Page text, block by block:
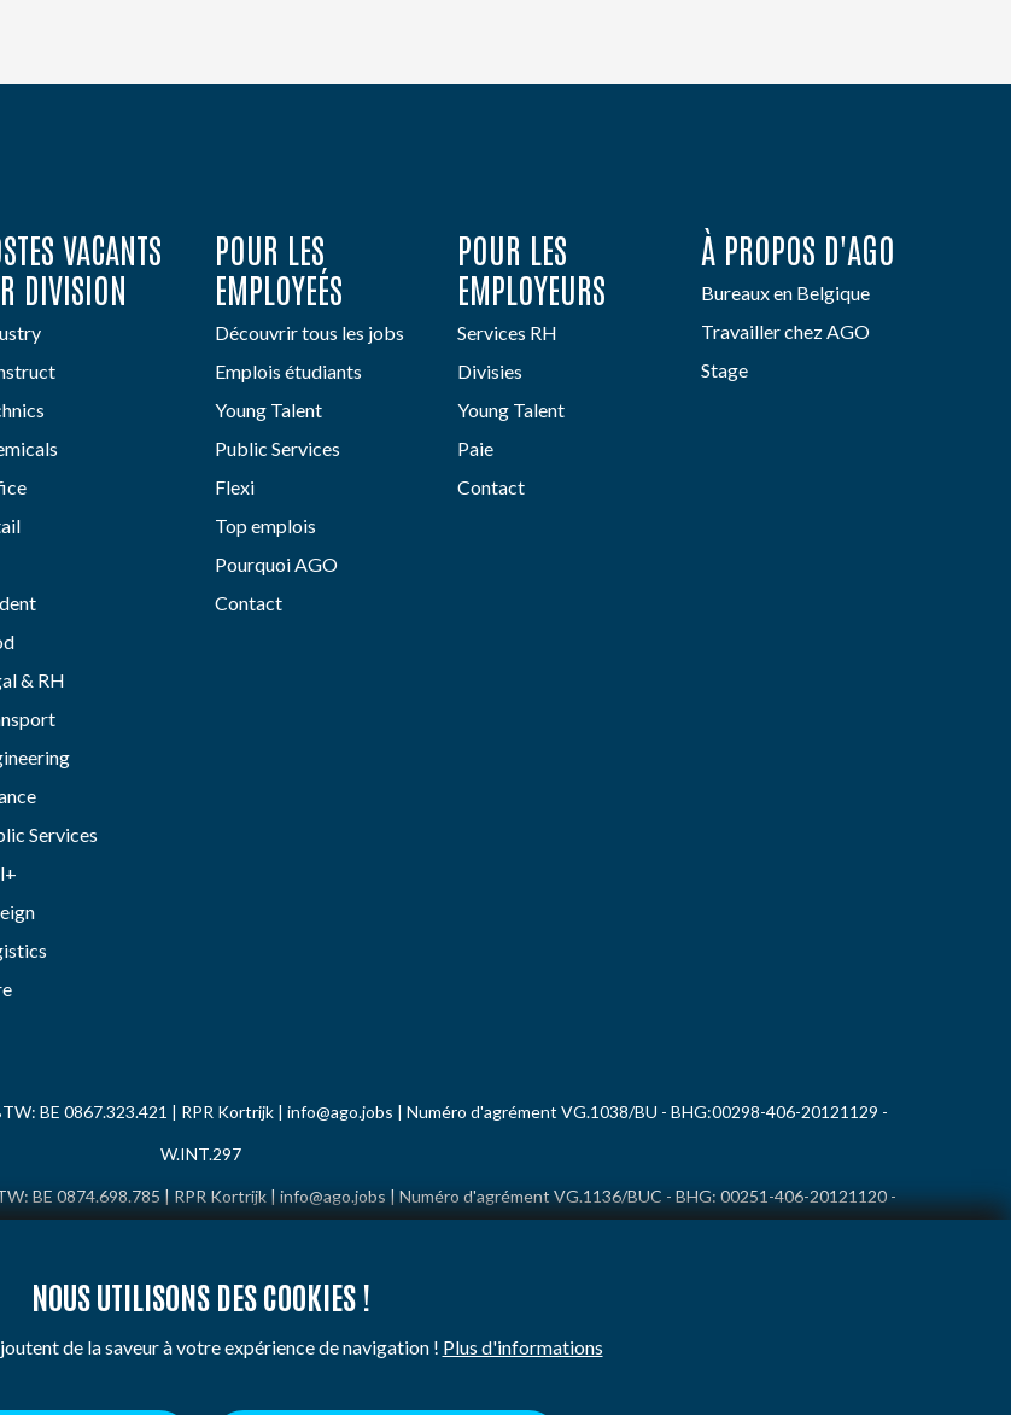
NOUS UTILISONS DES COOKIES !
de la saveur à votre expérience de navigation ! Plus d'informations
VACANTS
DIVISION
& RH
Services
POUR LES
EMPLOYEÉS
Découvrir tous les jobs
Emplois étudiants
Young Talent
Public Services
Flexi
Top emplois
Pourquoi AGO
Contact
POUR LES
EMPLOYEURS
Services RH
Divisies
Young Talent
Paie
Contact
À PROPOS D'AGO
Bureaux en Belgique
Travailler chez AGO
Stage
BE 0867.323.421 | RPR Kortrijk | info@ago.jobs | Numéro d'agrément VG.1038/BU - BHG:00298-406-20121129 -
W.INT.297
BE 0874.698.785 | RPR Kortrijk | info@ago.jobs | Numéro d'agrément VG.1136/BUC - BHG: 00251-406-20121120 -
420 295 289 | 14 rue de la Cloche - 59200 Tourcoing |